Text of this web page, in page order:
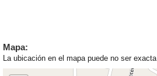
Mapa:
La ubicación en el mapa puede no ser exacta